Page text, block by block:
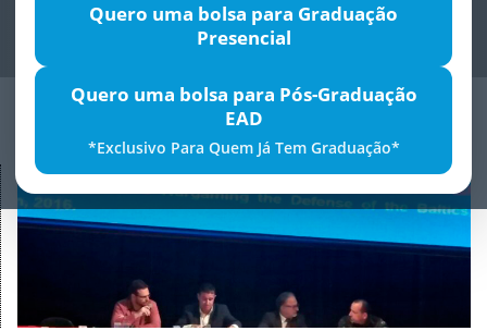
Quero uma bolsa para Graduação
Presencial
Quero uma bolsa para Pós-Graduação
EAD
*Exclusivo Para Quem Já Tem Graduação*